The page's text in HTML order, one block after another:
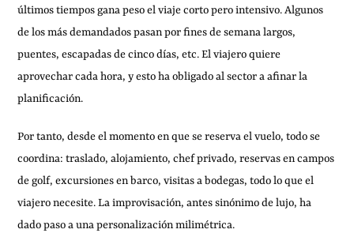
últimos tiempos gana peso el viaje corto pero intensivo. Algunos
de los más demandados pasan por fines de semana largos,
puentes, escapadas de cinco días, etc. El viajero quiere
aprovechar cada hora, y esto ha obligado al sector a afinar la
planificación.
Por tanto, desde el momento en que se reserva el vuelo, todo se
coordina: traslado, alojamiento, chef privado, reservas en campos
de golf, excursiones en barco, visitas a bodegas, todo lo que el
viajero necesite. La improvisación, antes sinónimo de lujo, ha
dado paso a una personalización milimétrica.